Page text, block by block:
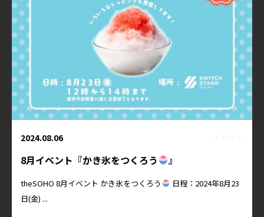
2024.08.06 イベント
8月イベント『かき氷をつくろう 』
theSOHO 8月イベント かき氷をつくろう
日程：2024年8月23
日(金) ...